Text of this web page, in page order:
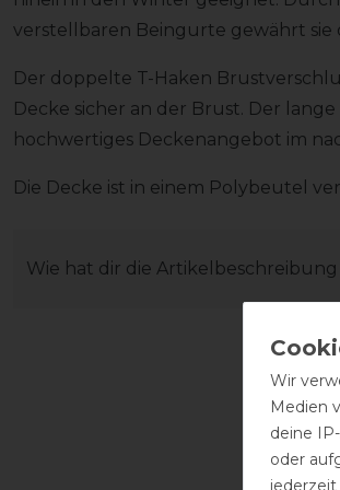
verstellbaren Beingurte gewährt
Der doppelte T-Haken
Decke sicher an der Brust. Der
hochwertiges Deckenangebot im
Die Decke ist in einem Polybeutel
Wie hat dir die
Wir
Medien
deine
oder